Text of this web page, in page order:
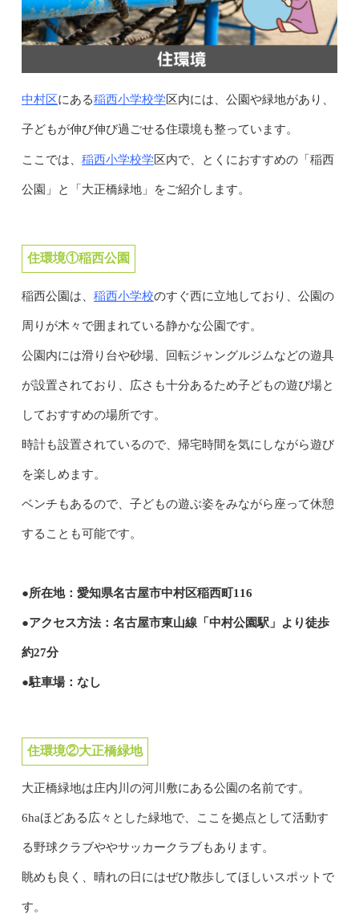
中村区にある稲西小学校学区内には、公園や緑地があり、
子どもが伸び伸び過ごせる住環境も整っています。
ここでは、 稲西小学校学区内で、とくにおすすめの「稲西
公園」と「大正橋緑地」をご紹介します。
住環境①稲西公園
稲西公園は、 稲西小学校のすぐ西に立地しており、公園の
周りが木々で囲まれている静かな公園です。
公園内には滑り台や砂場、回転ジャングルジムなどの遊具
が設置されており、広さも十分あるため子どもの遊び場と
しておすすめの場所です。
時計も設置されているので、帰宅時間を気にしながら遊び
を楽しめます。
ベンチもあるので、子どもの遊ぶ姿をみながら座って休憩
することも可能です。
●所在地：愛知県名古屋市中村区稲西町116
●アクセス方法：名古屋市東山線「中村公園駅」より徒歩
約27分
●駐車場：なし
住環境②大正橋緑地
大正橋緑地は庄内川の河川敷にある公園の名前です。
6haほどある広々とした緑地で、ここを拠点として活動す
る野球クラブややサッカークラブもあります。
眺めも良く、晴れの日にはぜひ散歩してほしいスポットで
す。